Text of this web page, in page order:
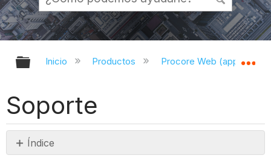
Expandir/contraer jerarquía global
Inicio Productos Procore Web
Soporte
Índice